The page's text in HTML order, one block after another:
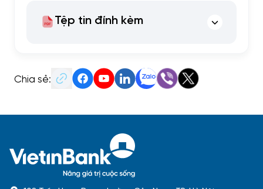
Tệp tin đính kèm
Chia sẻ: